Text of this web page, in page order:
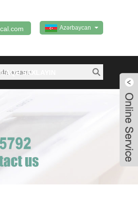
Azərbaycan
SAXLAYIN